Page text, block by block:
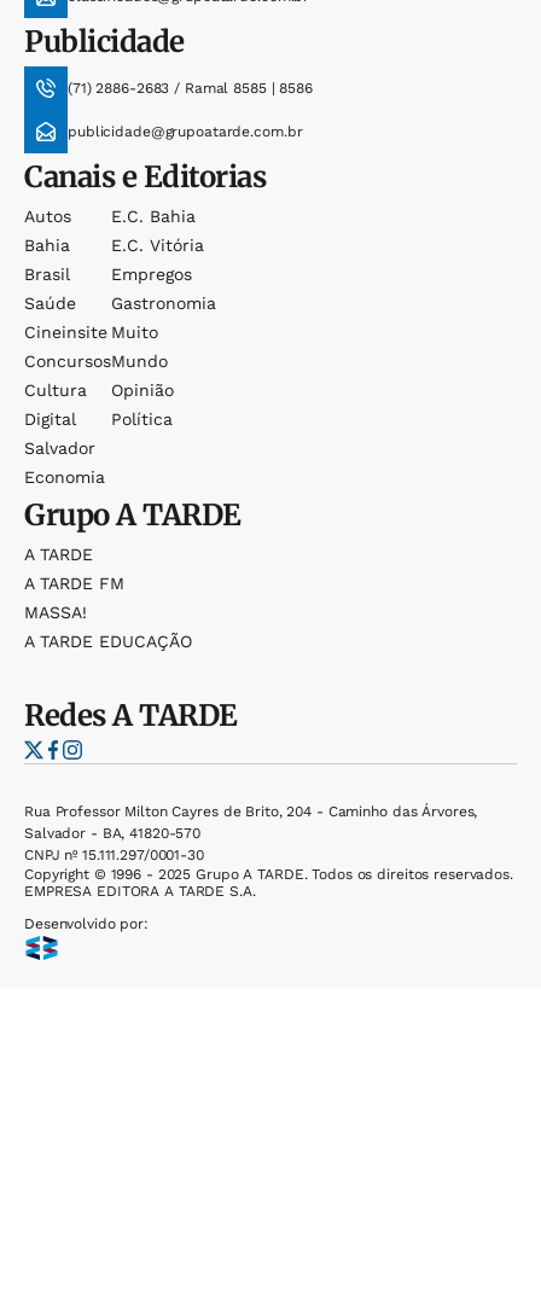
Publicidade
(71) 2886-2683 / Ramal 8585 | 8586
publicidade@grupoatarde.com.br
Canais e Editorias
Autos
Bahia
Brasil
Saúde
Cineinsite
Concursos
Cultura
Digital
Salvador
Economia
E.c. Bahia
E.c. Vitória
Empregos
Gastronomia
Muito
Mundo
Opinião
Política
GrupoA TARDE
A TARDE
A TARDE FM
MASSA!
A TARDE EDUCAÇÃO
RedesA TARDE
Rua Professor Milton Cayres de Brito, 204 - Caminho das Árvores,
Salvador - BA, 41820-570
CNPJ nº 15.111.297/0001-30
Copyright © 1996 - 2025 Grupo A TARDE. Todos os direitos reservados.
EMPRESA EDITORA A TARDE S.A.
Desenvolvido por: